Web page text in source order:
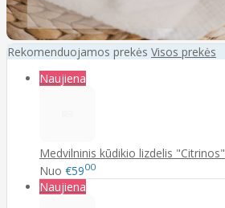
Rekomenduojamos prekės Visos prekės
Naujiena
Medvilninis kūdikio lizdelis "Citrinos"
Nuo €5900
Naujiena